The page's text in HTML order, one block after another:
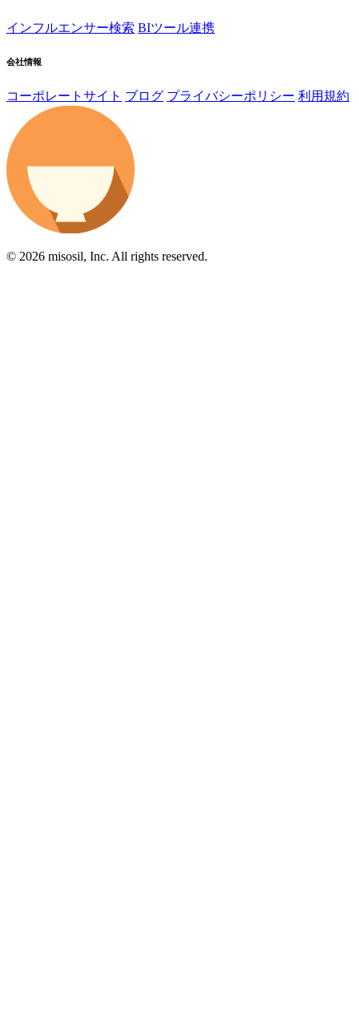
インフルエンサー検索 BIツール連携
会社情報
コーポレートサイト ブログ プライバシーポリシー 利用規約
© 2026 misosil, Inc. All rights reserved.